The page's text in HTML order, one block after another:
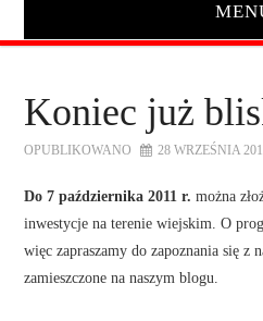
O NAS
OFERTA DLA FIRM
SZKOLENIA
Koniec już
OPUBLIKOWANO 28 WRZEŚNIA
Do 7 października 2011 r. można
inwestycje na terenie wiejskim. O
więc zapraszamy do zapoznania się z
zamieszczone na naszym blogu.